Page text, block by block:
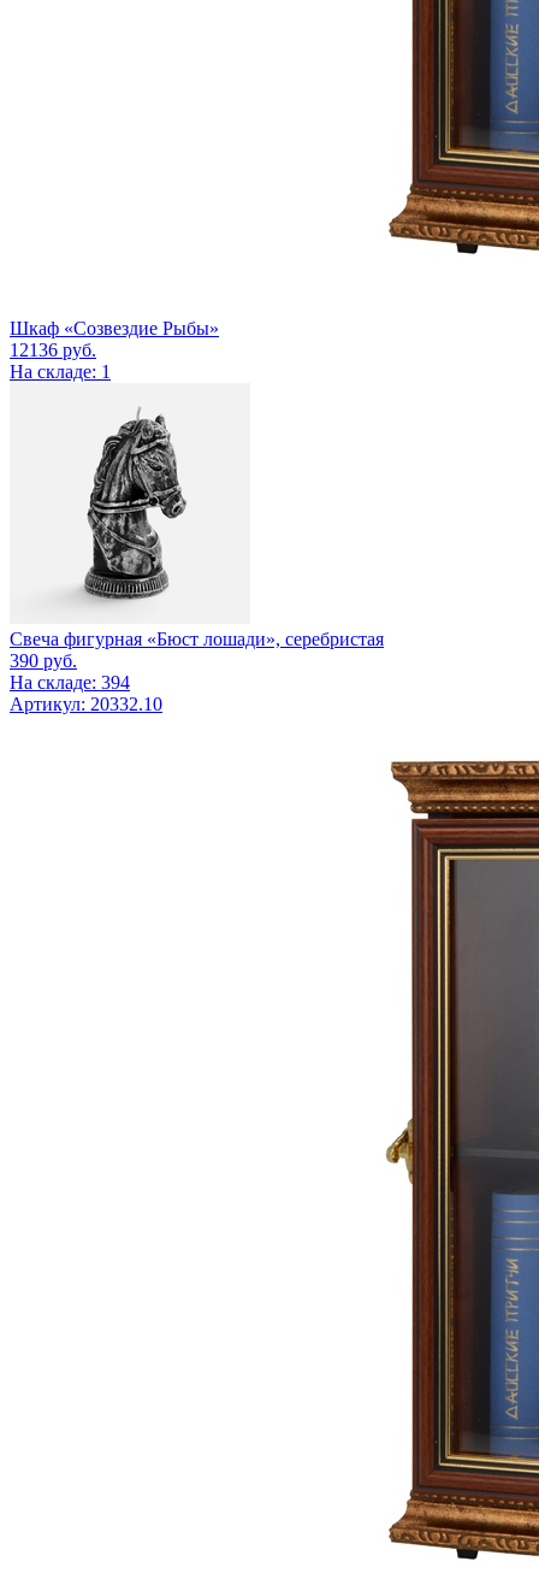
Шкаф «Созвездие Рыбы»
12136 руб.
На складе: 1
Свеча фигурная «Бюст лошади», серебристая
390 руб.
На складе: 394
Артикул: 20332.10